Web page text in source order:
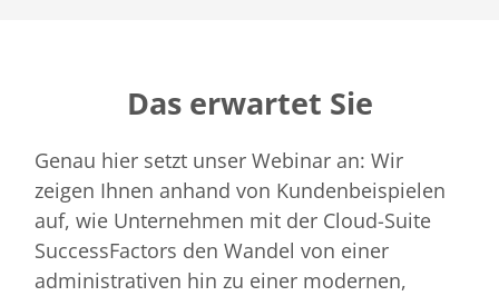
Das erwartet Sie
Genau hier setzt unser Webinar an: Wir
zeigen Ihnen anhand von Kundenbeispielen
auf, wie Unternehmen mit der Cloud-Suite
SuccessFactors den Wandel von einer
administrativen hin zu einer modernen,